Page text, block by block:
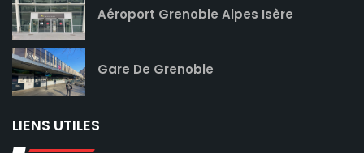
Aéroport Grenoble Alpes Isère
Gare De Grenoble
LIENS UTILES